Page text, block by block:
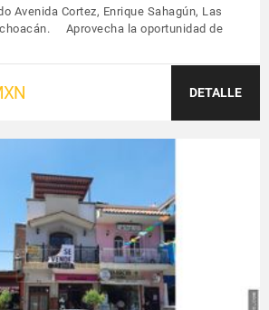
Avenida Cortez, Enrique Sahagún, Las
Aprovecha la oportunidad de
DETALLE
VER DETALLES